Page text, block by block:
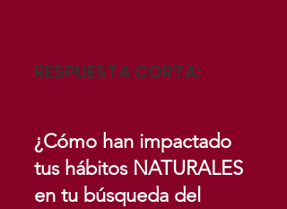
RESPUESTA CORTA:
¿Cómo han impactado
tus hábitos NATURALES
en tu búsqueda del